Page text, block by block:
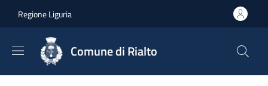
Regione Liguria
Comune di Rialto